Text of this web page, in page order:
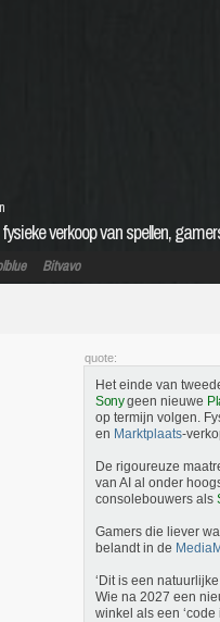
verkoop van spellen,
Bitvavo
quote:
Het einde van
Sonygeen nieuwe
op termijn volgen.
en Marktplaats-
De rigoureuze
van AI al onder
consolebouwers als
Gamers die liever
belandt in de
‘Dit is een natuurlijke
Wie na 2027 een
winkel als een